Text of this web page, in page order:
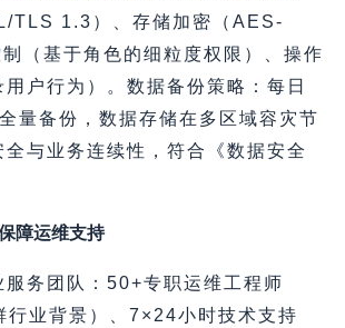
TLS 1.3）、存储加密（AES-
（基于角色的细粒度权限）、操作
户行为）。数据备份策略：每日
量备份，数据存储在多区域容灾节
全与业务连续性，符合《数据安全
障运维支持
服务团队：50+专职运维工程师
行业背景）、7×24小时技术支持